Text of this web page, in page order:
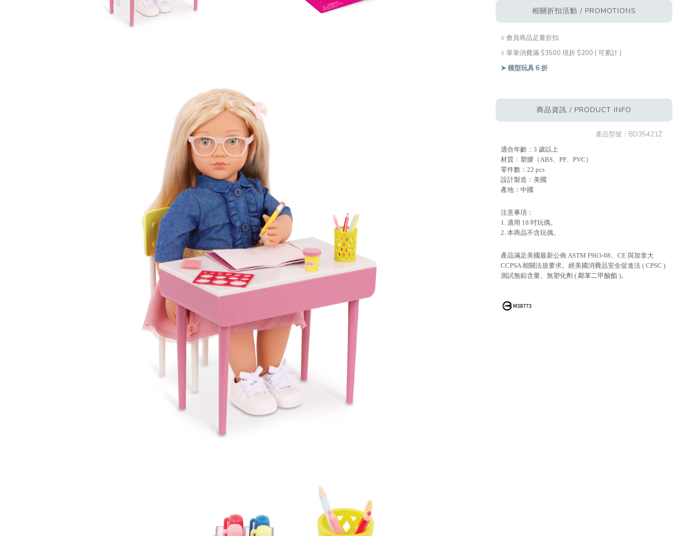
相關折扣活動 / PROMOTIONS
○ 會員商品足量折扣
○ 單筆消費滿 $3500 現折 $200 ( 可累計 )
➤ 模型玩具 6 折
商品資訊 / PRODUCT INFO
產品型號： BD35421Z
適合年齡：3 歲以上
材質：塑膠（ABS、PP、PVC）
零件數：22 pcs
設計製造：美國
產地：中國
注意事項：
1. 適用 18 吋玩偶。
2. 本商品不含玩偶。
產品滿足美國最新公佈 ASTM F963-08、CE 與加拿大
CCPSA 相關法規要求。經美國消費品安全促進法 ( CPSC )
測試無鉛含量、無塑化劑 ( 鄰苯二甲酸酯 )。